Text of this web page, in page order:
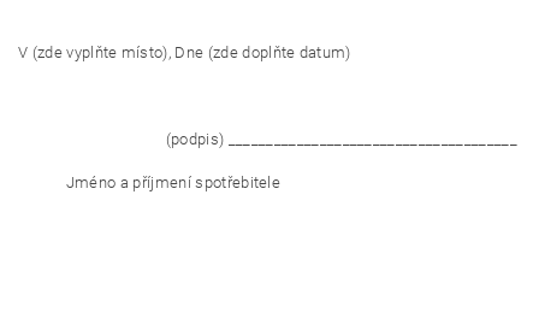
V (zde vyplňte místo), Dne (zde doplňte datum)
(podpis) ______________________________________
Jméno a příjmení spotřebitele